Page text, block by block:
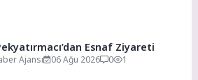
Esnaf Ziyareti
Ajansı 06 Ağu 2026 0 1